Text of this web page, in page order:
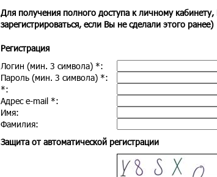
Для получения полного доступа к личному
зарегистрироваться, если Вы не сделали этого ранее)
Регистрация
Логин (мин. 3 символа) *:
Пароль (мин. 3 символа) *:
*:
Адрес e-mail *:
Имя:
Фамилия:
Защита от автоматической регистрации